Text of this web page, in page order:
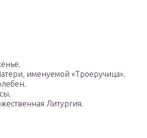
именуемой «Троеручица».
Литургия.